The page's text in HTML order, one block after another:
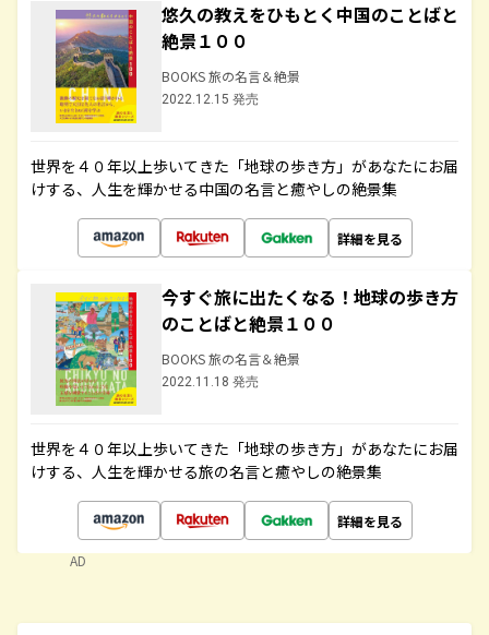
悠久の教えをひもとく中国のことばと
絶景１００
BOOKS 旅の名言＆絶景
2022.12.15 発売
世界を４０年以上歩いてきた「地球の歩き方」があなたにお届
けする、人生を輝かせる中国の名言と癒やしの絶景集
詳細を見る
今すぐ旅に出たくなる！地球の歩き方
のことばと絶景１００
BOOKS 旅の名言＆絶景
2022.11.18 発売
世界を４０年以上歩いてきた「地球の歩き方」があなたにお届
けする、人生を輝かせる旅の名言と癒やしの絶景集
詳細を見る
AD